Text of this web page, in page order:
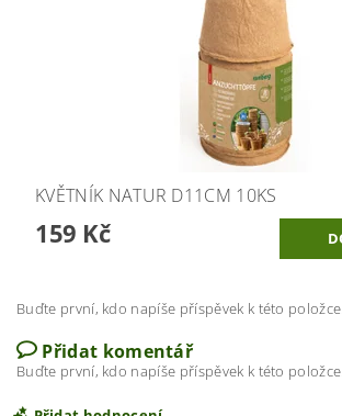
KVĚTNÍK NATUR D11CM 10KS
159 Kč
Buďte první, kdo napíše příspěvek k této položce.
Přidat komentář
Buďte první, kdo napíše příspěvek k této položce.